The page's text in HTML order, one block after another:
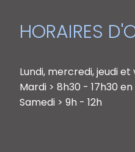
HORAIRES
Lundi, mercredi, jeudi et
Mardi > 8h30 - 17h30
Samedi > 9h - 12h